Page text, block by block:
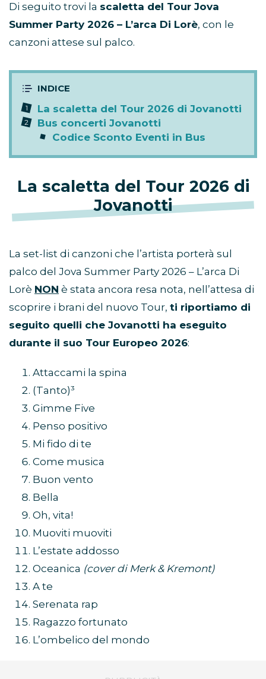
Di seguito trovi la scaletta del Tour Jova
Summer Party 2026 – L’arca Di Lorè, con le
canzoni attese sul palco.
La scaletta del Tour 2026 di Jovanotti
Bus concerti Jovanotti
Codice Sconto Eventi in Bus
La scaletta del Tour 2026 di
Jovanotti
La set-list di canzoni che l’artista porterà sul
palco del Jova Summer Party 2026 – L’arca Di
Lorè NON è stata ancora resa nota, nell’attesa di
scoprire i brani del nuovo Tour, ti riportiamo di
seguito quelli che Jovanotti ha eseguito
durante il suo Tour Europeo 2026:
Attaccami la spina
(Tanto)³
Gimme Five
Penso positivo
Mi fido di te
Come musica
Buon vento
Bella
Oh, vita!
Muoviti muoviti
L’estate addosso
Oceanica (cover di Merk & Kremont)
A te
Serenata rap
Ragazzo fortunato
L’ombelico del mondo